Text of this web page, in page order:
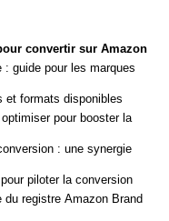
convertir sur Amazon
guide pour les marques
et formats disponibles
pour booster la
: une synergie
piloter la conversion
registre Amazon Brand